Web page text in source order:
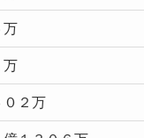
万
万
０２万